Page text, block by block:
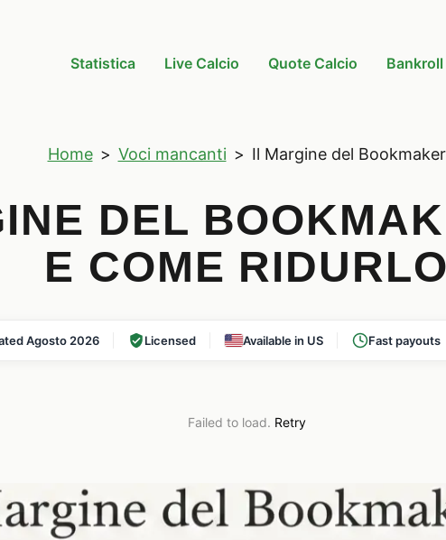
Statistica Live Calcio Quote Calcio
Home > Voci mancanti > Il Margine del Bookmaker
DEL
E COME RIDURLO
Agosto 2026 Licensed Available in US Fast payouts
Failed to load. Retry